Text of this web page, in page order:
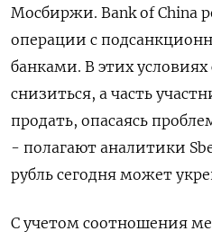
Мосбиржи. Bank of China
операции с
банками. В этих
снизиться, а часть
продать, опасаясь
- полагают аналитики
рубль сегодня может
С учетом соотношения